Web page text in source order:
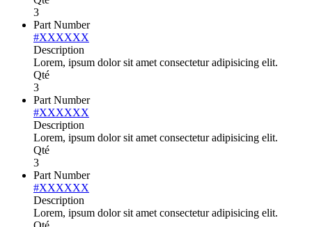
3
Part Number
#XXXXXX
Description
Lorem, ipsum dolor sit amet consectetur adipisicing elit.
Qté
3
Part Number
#XXXXXX
Description
Lorem, ipsum dolor sit amet consectetur adipisicing elit.
Qté
3
Part Number
#XXXXXX
Description
Lorem, ipsum dolor sit amet consectetur adipisicing elit.